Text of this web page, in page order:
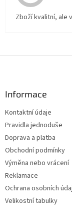
Zboží kvalitní, ale
Informace
Kontaktní údaje
Pravidla jednoduše
Doprava a platba
Obchodní podmínky
Výměna nebo vrácení
Reklamace
Ochrana osobních
Velikostní tabulky